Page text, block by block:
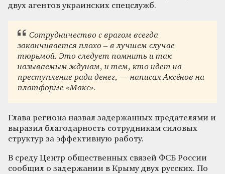
двух агентов украинских спецслужб.
Сотрудничество с врагом всегда
заканчивается плохо – в лучшем случае
тюрьмой. Это следует помнить и так
называемым ждунам, и тем, кто идет на
преступление ради денег, — написал Аксёнов на
платформе «Макс».
Глава региона назвал задержанных предателями и
выразил благодарность сотрудникам силовых
структур за эффективную работу.
В среду Центр общественных связей ФСБ России
сообщил о задержании в Крыму двух русских. По